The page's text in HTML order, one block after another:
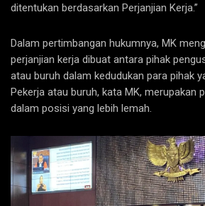
ditentukan berdasarkan Perjanjian Kerja.”
Dalam pertimbangan hukumnya, MK
perjanjian kerja dibuat antara pihak
atau buruh dalam kedudukan para pihak
Pekerja atau buruh, kata MK, merupakan
dalam posisi yang lebih lemah.